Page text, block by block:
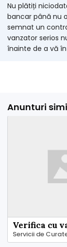
Nu plătiți
bancar până nu
semnat un
vanzator serios
înainte de a vă
Anunturi
Verifica cu